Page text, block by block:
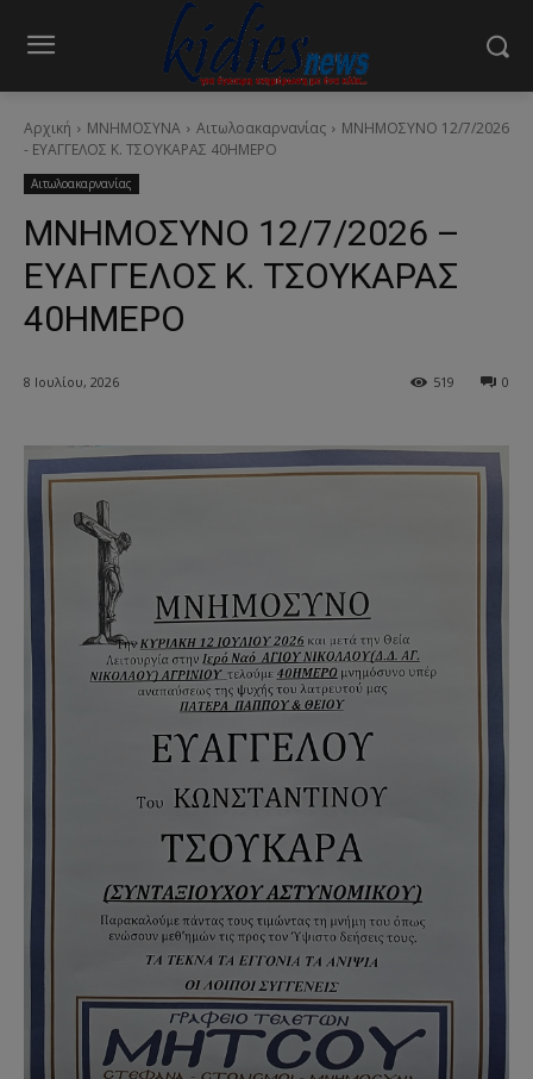
Αρχική ΜΝΗΜΟΣΥΝΑ Αιτωλοακαρνανίας
ΜΝΗΜΟΣΥΝΟ 12/7/2026
- ΕΥΑΓΓΕΛΟΣ Κ. ΤΣΟΥΚΑΡΑΣ 40ΗΜΕΡΟ
Αιτωλοακαρνανίας
ΜΝΗΜΟΣΥΝΟ 12/7/2026 –
ΕΥΑΓΓΕΛΟΣ Κ. ΤΣΟΥΚΑΡΑΣ
40ΗΜΕΡΟ
8 Ιουλίου, 2026 0
519